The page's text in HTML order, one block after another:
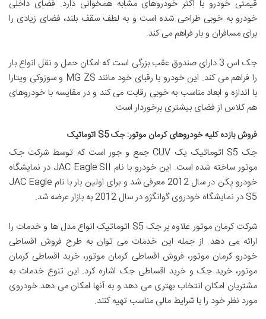
قیمتی خودرو با اکثر خودروهای مشابه همخوانی دارد. فضای داخلی
خودرو به خوبی طراحی شده است و به لطف سقف بلند، فضای زیادی را
برای مسافران و بار فراهم می کند.
جک اس 3 دارای صندوق عقب بزرگی است که امکان حمل و نقل انواع بار
را فراهم می کند. این خودرو با رقبای خود مانند MG ZS و سوزوکی ویتارا
با اندازه و ابعاد مناسب به خوبی رقابت می کند و در مقایسه با خودروهای
هم کلاس از فضای بیشتری برخوردار است.
فروش بازده کلیه خودروهای کرمان موتور: جک S5 اتوماتیک
جک S5 اتوماتیک یک CUV جمع و جور است که توسط شرکت جک
موتور ساخته شده است. این خودرو با نام JAC Eagle SII در نمایشگاه
خودرو پکن در سال 2012 معرفی شد و برای اولین بار با نام JAC Eagle
S5 در نمایشگاه خودروی گوانگژو در سال 2012 به بازار عرضه شد.
شرکت کرمان موتور علاوه بر جک S5 اتوماتیک انواع مدل ها و خدمات را
ارائه می دهد. از جمله این خدمات می توان به طرح فروش اقساطی
خودرو کرمان موتور، فروش اقساطی کرمان موتور، خرید اقساطی کرمان
موتور، خرید جک و خرید اقساطی جک اشاره کرد. این تنوع خدمات به
مشتریان امکان انتخاب بهتری می دهد و به آنها امکان می دهد خودروی
مورد نظر خود را با شرایط مالی مناسب تهیه کنند.